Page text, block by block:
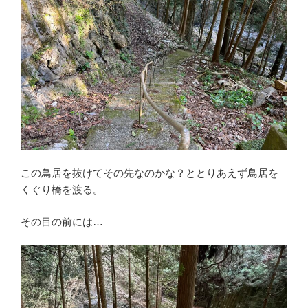
この鳥居を抜けてその先なのかな？ととりあえず鳥居を
くぐり橋を渡る。
その目の前には…